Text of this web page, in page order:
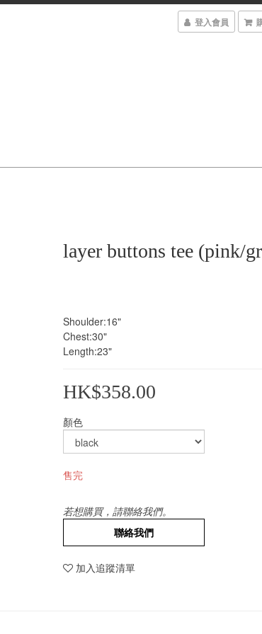
登入會員
layer buttons tee (pink/
Shoulder:16"
Chest:30"
Length:23"
HK$358.00
顏色
售完
若想購買，請聯絡我們。
聯絡我們
加入追蹤清單